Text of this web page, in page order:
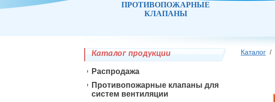
ПРОТИВОПОЖАРНЫЕ
КЛАПАНЫ
Каталог /
Каталог продукции
Распродажа
Противопожарные клапаны для
систем вентиляции